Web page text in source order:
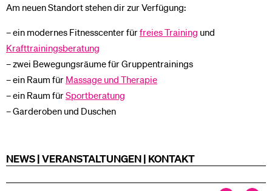
Am neuen Standort stehen dir zur Verfügung:
– ein modernes Fitnesscenter fürfreies Training und
Krafttrainingsberatung
– zwei Bewegungsräume für Gruppentrainings
– ein Raum für Massage und Therapie
– ein Raum fürSportberatung
– Garderoben und Duschen
NEWS | VERANSTALTUNGEN | KONTAKT